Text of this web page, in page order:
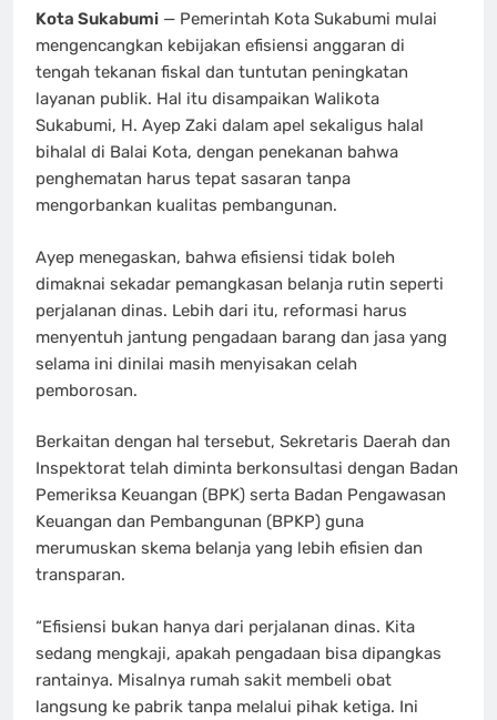
Kota Sukabumi — Pemerintah Kota Sukabumi mulai
mengencangkan kebijakan efisiensi anggaran di
tengah tekanan fiskal dan tuntutan peningkatan
layanan publik. Hal itu disampaikan Walikota
Sukabumi, H. Ayep Zaki dalam apel sekaligus halal
bihalal di Balai Kota, dengan penekanan bahwa
penghematan harus tepat sasaran tanpa
mengorbankan kualitas pembangunan.
Ayep menegaskan, bahwa efisiensi tidak boleh
dimaknai sekadar pemangkasan belanja rutin seperti
perjalanan dinas. Lebih dari itu, reformasi harus
menyentuh jantung pengadaan barang dan jasa yang
selama ini dinilai masih menyisakan celah
pemborosan.
Berkaitan dengan hal tersebut, Sekretaris Daerah dan
Inspektorat telah diminta berkonsultasi dengan Badan
Pemeriksa Keuangan (BPK) serta Badan Pengawasan
Keuangan dan Pembangunan (BPKP) guna
merumuskan skema belanja yang lebih efisien dan
transparan.
“Efisiensi bukan hanya dari perjalanan dinas. Kita
sedang mengkaji, apakah pengadaan bisa dipangkas
rantainya. Misalnya rumah sakit membeli obat
langsung ke pabrik tanpa melalui pihak ketiga. Ini